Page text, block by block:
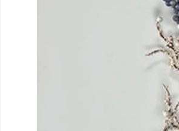
Beflockter Weihnachtsmann vs. Blasform-Weihnachtsmann vs. aufblasbarer Weihnachtsmann: Vollständiger Kaufratgeber für 2026
Viele Urlaubskäufer kehren zu nostalgischen
Weihnachtsdekorationen zurück, suchen aber